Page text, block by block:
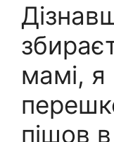
мамі, я
пішов